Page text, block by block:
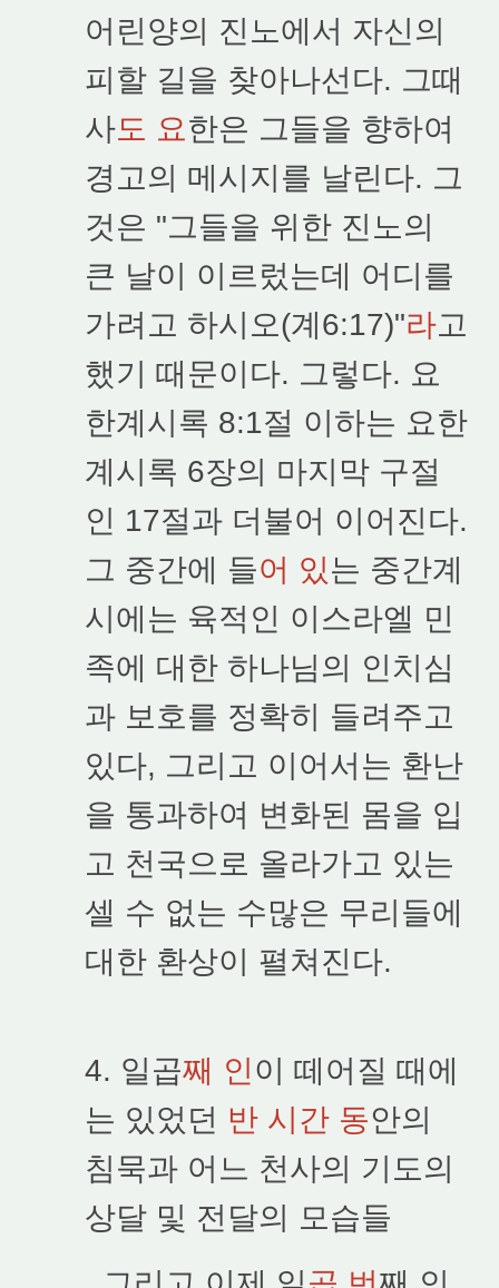
어린양의 진노에서 자신의
피할 길을 찾아나선다. 그때
사도 요한은 그들을 향하여
경고의 메시지를 날린다. 그
것은 "그들을 위한 진노의
큰 날이 이르렀는데 어디를
가려고 하시오(계6:17)"라고
했기 때문이다. 그렇다. 요
한계시록 8:1절 이하는 요한
계시록 6장의 마지막 구절
인 17절과 더불어 이어진다.
그 중간에 들어 있는 중간계
시에는 육적인 이스라엘 민
족에 대한 하나님의 인치심
과 보호를 정확히 들려주고
있다, 그리고 이어서는 환난
을 통과하여 변화된 몸을 입
고 천국으로 올라가고 있는
셀 수 없는 수많은 무리들에
대한 환상이 펼쳐진다.
4. 일곱째 인이 떼어질 때에
는 있었던 반 시간 동안의
침묵과 어느 천사의 기도의
상달 및 전달의 모습들